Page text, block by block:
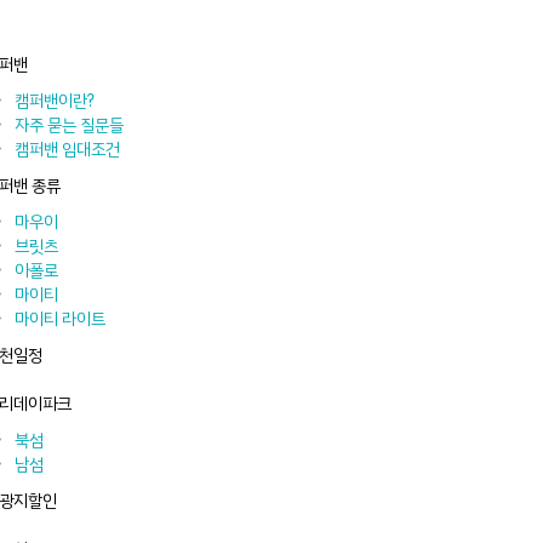
밴
캠퍼밴이란?
자주 묻는 질문들
캠퍼밴 임대조건
밴 종류
마우이
브릿츠
아폴로
마이티
마이티 라이트
일정
데이파크
북섬
남섬
지할인